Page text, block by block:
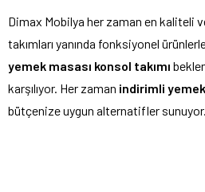
Dimax Mobilya her zaman en kaliteli
takımları yanında fonksiyonel
yemek masası konsol takımı
karşılıyor. Her zaman indirimli yemek
bütçenize uygun alternatifler sunuyor.